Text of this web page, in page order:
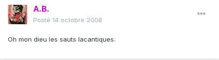
A.B.
Posté 14 octobre 2008
Oh mon dieu les sauts lacantiques.